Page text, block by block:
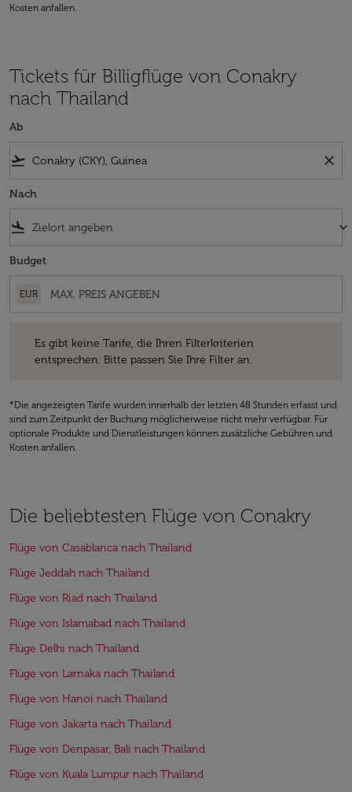
Kosten anfallen.
Tickets für Billigflüge von Conakry
nach Thailand
Ab
flight_takeoff close
Nach
flight_land keyboard_arrow_down
Budget
EUR
Es gibt keine Tarife, die Ihren Filterkriterien
entsprechen. Bitte passen Sie Ihre Filter an.
*Die angezeigten Tarife wurden innerhalb der letzten 48 Stunden erfasst und
sind zum Zeitpunkt der Buchung möglicherweise nicht mehr verfügbar. Für
optionale Produkte und Dienstleistungen können zusätzliche Gebühren und
Kosten anfallen.
Die beliebtesten Flüge von Conakry
Flüge von Casablanca nach Thailand
Flüge Jeddah nach Thailand
Flüge von Riad nach Thailand
Flüge von Islamabad nach Thailand
Flüge Delhi nach Thailand
Flüge von Larnaka nach Thailand
Flüge von Hanoi nach Thailand
Flüge von Jakarta nach Thailand
Flüge von Denpasar, Bali nach Thailand
Flüge von Kuala Lumpur nach Thailand